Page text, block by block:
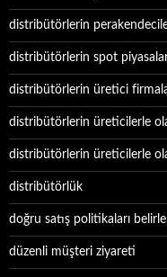
distribütörlerin
distribütörlerin spot
distribütörlerin üretici
distribütörlerin üreticilerle
distribütörlerin üreticilerle
distribütörlük
doğru satış politikaları
düzenli müşteri ziyareti